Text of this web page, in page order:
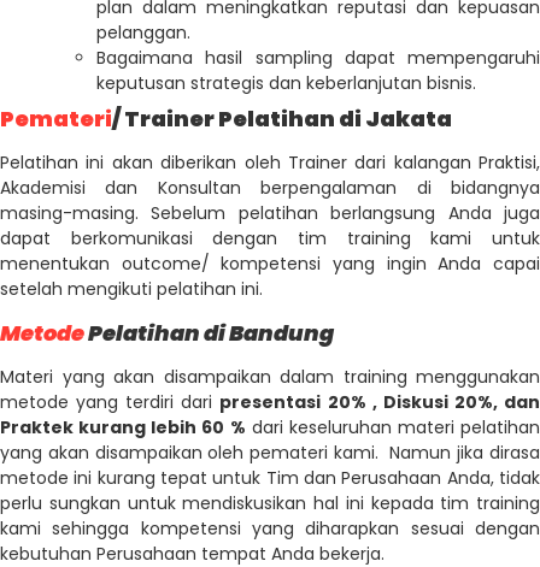
plan dalam meningkatkan reputasi dan kepuasan
pelanggan.
Bagaimana hasil sampling dapat mempengaruhi
keputusan strategis dan keberlanjutan bisnis.
Pemateri/ Trainer Pelatihan di Jakata
Pelatihan ini akan diberikan oleh Trainer dari kalangan Praktisi,
Akademisi dan Konsultan berpengalaman di bidangnya
masing-masing. Sebelum pelatihan berlangsung Anda juga
dapat berkomunikasi dengan tim training kami untuk
menentukan outcome/ kompetensi yang ingin Anda capai
setelah mengikuti pelatihan ini.
MetodePelatihan di Bandung
Materi yang akan disampaikan dalam training menggunakan
metode yang terdiri dari presentasi 20% , Diskusi 20%, dan
Praktek kurang lebih 60 % dari keseluruhan materi pelatihan
yang akan disampaikan oleh pemateri kami. Namun jika dirasa
metode ini kurang tepat untuk Tim dan Perusahaan Anda, tidak
perlu sungkan untuk mendiskusikan hal ini kepada tim training
kami sehingga kompetensi yang diharapkan sesuai dengan
kebutuhan Perusahaan tempat Anda bekerja.